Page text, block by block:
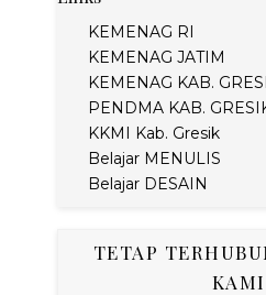
KEMENAG RI
KEMENAG JATIM
KEMENAG KAB.
PENDMA KAB.
KKMI Kab. Gresik
Belajar MENULIS
Belajar DESAIN
TETAP
KAMI